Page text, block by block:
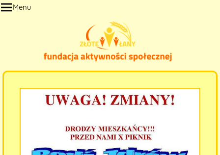
Przejdź
Menu